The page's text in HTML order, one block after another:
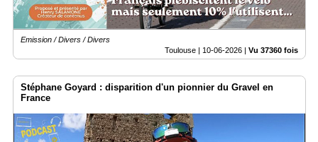
Emission / Divers / Divers
Toulouse | 10-06-2026 | Vu 37360 fois
Stéphane Goyard : disparition d'un pionnier du Gravel en
France